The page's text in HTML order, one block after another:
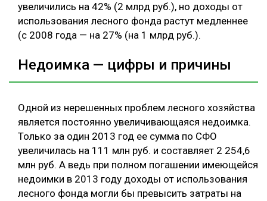
увеличились на 42% (2 млрд руб.), но доходы от
использования лесного фонда растут медленнее
(с 2008 года — на 27% (на 1 млрд руб.).
Недоимка — цифры и причины
Одной из нерешенных проблем лесного хозяйства
является постоянно увеличивающаяся недоимка.
Только за один 2013 год ее сумма по СФО
увеличилась на 111 млн руб. и составляет 2 254,6
млн руб. А ведь при полном погашении имеющейся
недоимки в 2013 году доходы от использования
лесного фонда могли бы превысить затраты на